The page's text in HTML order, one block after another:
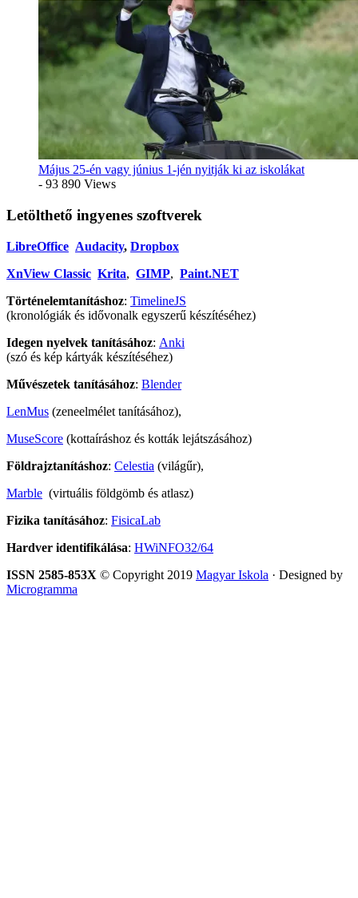
Május 25-én vagy június 1-jén nyitják ki az iskolákat
- 93 890 Views
Letölthető ingyenes szoftverek
LibreOffice Audacity, Dropbox
XnView Classic Krita, GIMP, Paint.NET
Történelemtanításhoz: TimelineJS
(kronológiák és idővonalk egyszerű készítéséhez)
Idegen nyelvek tanításához: Anki
(szó és kép kártyák készítéséhez)
Művészetek tanításához: Blender
LenMus (zeneelmélet tanításához),
MuseScore (kottaíráshoz és kották lejátszásához)
Földrajztanításhoz: Celestia (világűr),
Marble (virtuális földgömb és atlasz)
Fizika tanításához: FisicaLab
Hardver identifikálása: HWiNFO32/64
ISSN 2585-853X © Copyright 2019 Magyar Iskola · Designed by
Microgramma